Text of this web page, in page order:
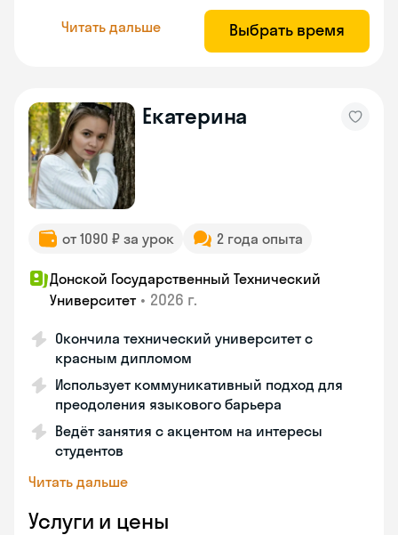
Читать дальше Выбрать время
Екатерина
от 1090 ₽ за урок 2 года опыта
Донской Государственный Технический
Университет • 2026 г.
Окончила технический университет с
красным дипломом
Использует коммуникативный подход для
преодоления языкового барьера
Ведёт занятия с акцентом на интересы
студентов
Читать дальше
Услуги и цены